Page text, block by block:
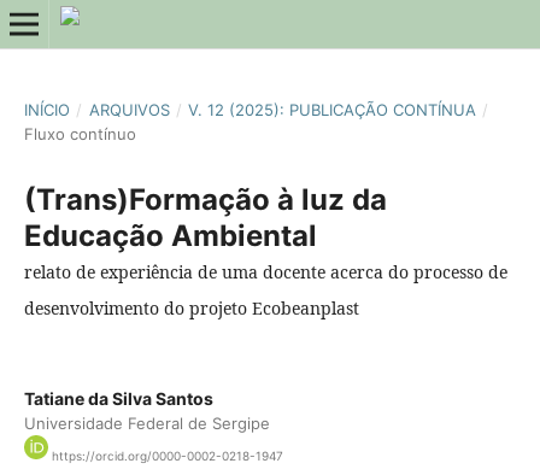
INÍCIO / ARQUIVOS / V. 12 (2025): PUBLICAÇÃO CONTÍNUA /
Fluxo contínuo
(Trans)Formação à luz da
Educação Ambiental
relato de experiência de uma docente acerca do processo de
desenvolvimento do projeto Ecobeanplast
Tatiane da Silva Santos
Universidade Federal de Sergipe
https://orcid.org/0000-0002-0218-1947